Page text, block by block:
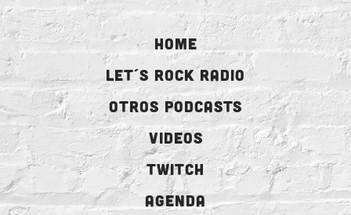
HOME
LET´S ROCK RADIO
OTROS PODCASTS
VIDEOS
TWITCH
AGENDA